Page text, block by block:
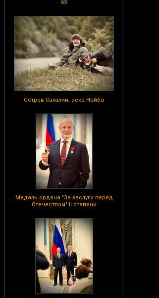
65
Остров Сахалин, река Найба
Медаль ордена "За заслуги перед
Отечеством" II степени